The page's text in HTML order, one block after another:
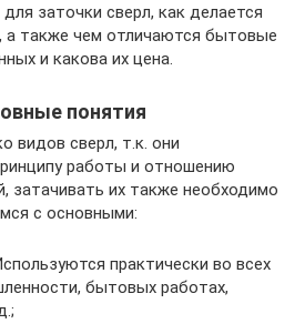
заточки сверл, как делается
а также чем отличаются бытовые
и какова их цена.
понятия
видов сверл, т.к. они
работы и отношению
затачивать их также необходимо
с основными:
практически во всех
бытовых работах,